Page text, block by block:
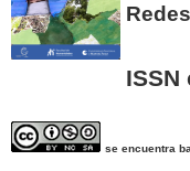
ISSN
se encuentra